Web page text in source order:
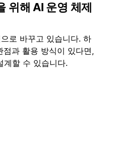
위해 AI 운영 체제
로 바꾸고 있습니다. 하
과 활용 방식이 있다면,
계할 수 있습니다.